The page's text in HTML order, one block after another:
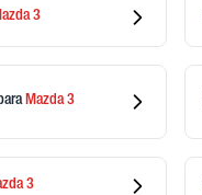
3
paraMazda3
3